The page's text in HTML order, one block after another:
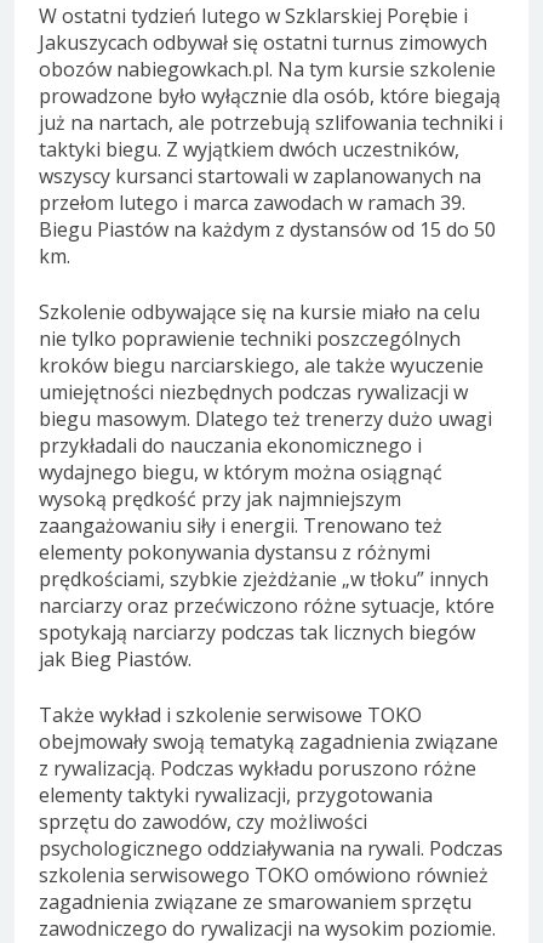
W ostatni tydzień lutego w Szklarskiej Porębie i
Jakuszycach odbywał się ostatni turnus zimowych
obozów nabiegowkach.pl. Na tym kursie szkolenie
prowadzone było wyłącznie dla osób, które biegają
już na nartach, ale potrzebują szlifowania techniki i
taktyki biegu. Z wyjątkiem dwóch uczestników,
wszyscy kursanci startowali w zaplanowanych na
przełom lutego i marca zawodach w ramach 39.
Biegu Piastów na każdym z dystansów od 15 do 50
km.
Szkolenie odbywające się na kursie miało na celu
nie tylko poprawienie techniki poszczególnych
kroków biegu narciarskiego, ale także wyuczenie
umiejętności niezbędnych podczas rywalizacji w
biegu masowym. Dlatego też trenerzy dużo uwagi
przykładali do nauczania ekonomicznego i
wydajnego biegu, w którym można osiągnąć
wysoką prędkość przy jak najmniejszym
zaangażowaniu siły i energii. Trenowano też
elementy pokonywania dystansu z różnymi
prędkościami, szybkie zjeżdżanie „w tłoku” innych
narciarzy oraz przećwiczono różne sytuacje, które
spotykają narciarzy podczas tak licznych biegów
jak Bieg Piastów.
Także wykład i szkolenie serwisowe TOKO
obejmowały swoją tematyką zagadnienia związane
z rywalizacją. Podczas wykładu poruszono różne
elementy taktyki rywalizacji, przygotowania
sprzętu do zawodów, czy możliwości
psychologicznego oddziaływania na rywali. Podczas
szkolenia serwisowego TOKO omówiono również
zagadnienia związane ze smarowaniem sprzętu
zawodniczego do rywalizacji na wysokim poziomie.